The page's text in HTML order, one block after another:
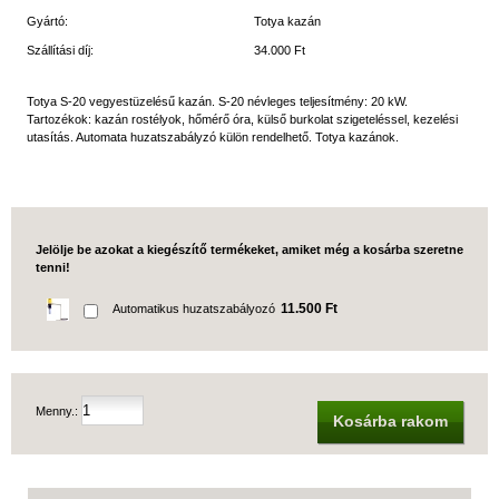
Gyártó: Totya kazán
Szállítási díj: 34.000 Ft
Totya S-20 vegyestüzelésű kazán. S-20 névleges teljesítmény: 20 kW.
Tartozékok: kazán rostélyok, hőmérő óra, külső burkolat szigeteléssel, kezelési
utasítás. Automata huzatszabályzó külön rendelhető. Totya kazánok.
Jelölje be azokat a kiegészítő termékeket, amiket még a kosárba szeretne
tenni!
Automatikus huzatszabályozó 11.500 Ft
Menny.:
Kosárba rakom